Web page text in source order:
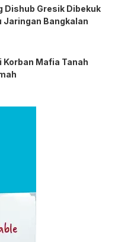
Dishub Gresik Dibekuk
Jaringan Bangkalan
Korban Mafia Tanah